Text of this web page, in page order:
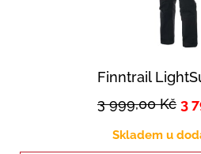
Finntrail
3 999,00Kč 3
Skladem u